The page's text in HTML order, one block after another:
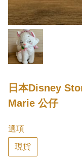
日本Disney
Marie 公仔
選項
現貨